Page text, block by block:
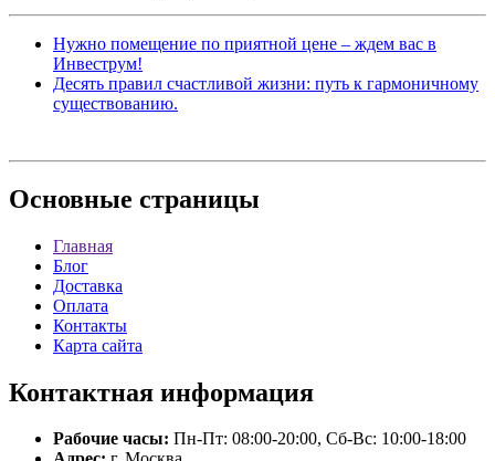
Нужно помещение по приятной цене – ждем вас в
Инвеструм!
Десять правил счастливой жизни: путь к гармоничному
существованию.
Основные страницы
Главная
Блог
Доставка
Оплата
Контакты
Карта сайта
Контактная информация
Рабочие часы: Пн-Пт: 08:00-20:00, Сб-Вс: 10:00-18:00